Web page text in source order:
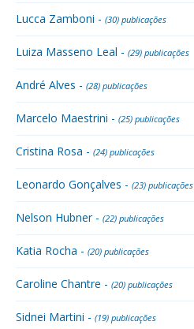
Lucca Zamboni - (30) publicações
Luiza Masseno Leal - (29) publicações
André Alves - (28) publicações
Marcelo Maestrini - (25) publicações
Cristina Rosa - (24) publicações
Leonardo Gonçalves - (23) publicações
Nelson Hubner - (22) publicações
Katia Rocha - (20) publicações
Caroline Chantre - (20) publicações
Sidnei Martini - (19) publicações